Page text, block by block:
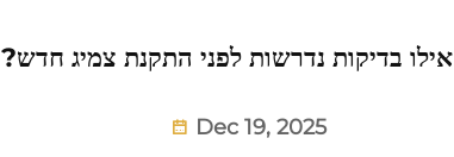
אילו בדיקות נדרשות לפני התקנת צמיג חדש?
Dec 19, 2025